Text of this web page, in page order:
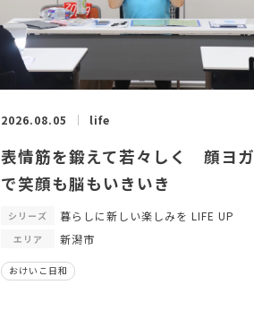
2026.08.05 life
表情筋を鍛えて若々しく 顔ヨガ
で笑顔も脳もいきいき
シリーズ 暮らしに新しい楽しみを LIFE UP
エリア 新潟市
おけいこ日和